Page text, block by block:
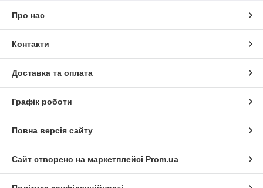
Про нас
Контакти
Доставка та оплата
Графік роботи
Повна версія сайту
Сайт створено на маркетплейсі Prom.ua